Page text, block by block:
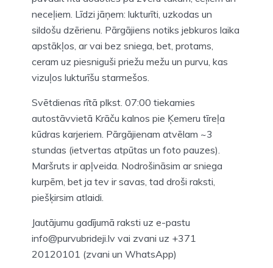
neceļiem. Līdzi jāņem: lukturīti, uzkodas un
sildošu dzērienu. Pārgājiens notiks jebkuros laika
apstākļos, ar vai bez sniega, bet, protams,
ceram uz piesniguši priežu mežu un purvu, kas
vizuļos lukturīšu starmešos.
Svētdienas rītā plkst. 07:00 tiekamies
autostāvvietā Krāču kalnos pie Ķemeru tīreļa
kūdras karjeriem. Pārgājienam atvēlam ~3
stundas (ietvertas atpūtas un foto pauzes).
Maršruts ir apļveida. Nodrošināsim ar sniega
kurpēm, bet ja tev ir savas, tad droši raksti,
piešķirsim atlaidi.
Jautājumu gadījumā raksti uz e-pastu
info@purvubrideji.lv vai zvani uz +371
20120101 (zvani un WhatsApp)